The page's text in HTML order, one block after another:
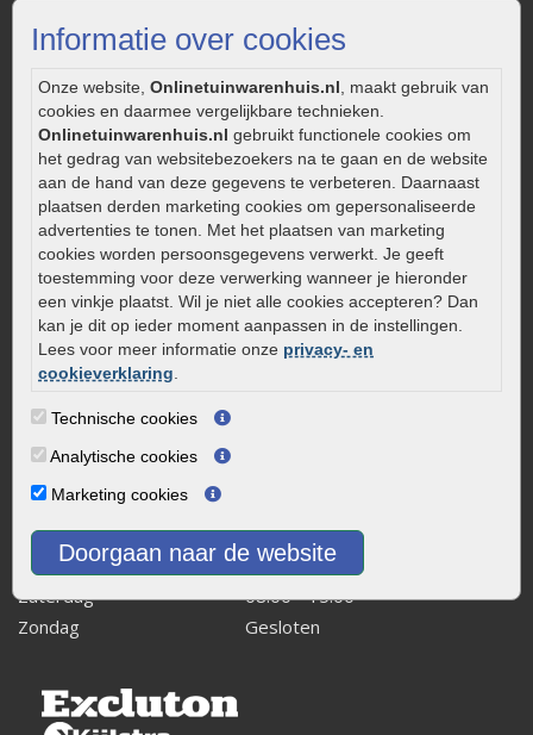
Informatie over cookies
Onze website, Onlinetuinwarenhuis.nl , maakt gebruik van
cookies en daarmee vergelijkbare technieken.
Onlinetuinwarenhuis.nl gebruikt functionele cookies om
het gedrag van websitebezoekers na te gaan en de website
aan de hand van deze gegevens te verbeteren. Daarnaast
plaatsen derden marketing cookies om gepersonaliseerde
advertenties te tonen. Met het plaatsen van marketing
cookies worden persoonsgegevens verwerkt. Je geeft
toestemming voor deze verwerking wanneer je hieronder
een vinkje plaatst. Wil je niet alle cookies accepteren? Dan
kan je dit op ieder moment aanpassen in de instellingen.
Lees voor meer informatie onze privacy- en
cookieverklaring
Technische cookies
Analytische cookies
Marketing cookies
Doorgaan naar de website
Welke tuinstijl past bij mij
Strakke tuin inrichten
Onderhoud van gebakken bestrating
Aanlegtips voor gebakken bestrating
Zelf een terras aanleggen
Kleine stadstuin inrichten
0320 – 219170
Kaapstanderweg 41
8243 RB Lelystad
info@onlinetuinwarenhuis.nl
Routebeschrijving
Openingstijden
Maandag
Dinsdag
Woensdag
Donderdag
08:00 - 17:00
Vrijdag
08:00 - 17:00
Zaterdag
08:00 - 15.00
Zondag
Gesloten